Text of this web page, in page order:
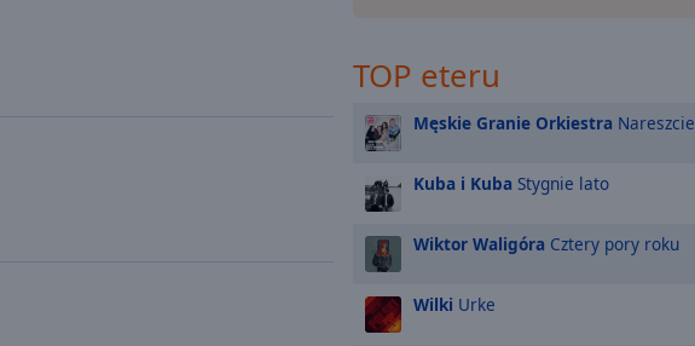
TOP eteru
Męskie Granie Orkiestra Nareszcie
Kuba i Kuba Stygnie lato
Wiktor Waligóra Cztery pory roku
Wilki Urke